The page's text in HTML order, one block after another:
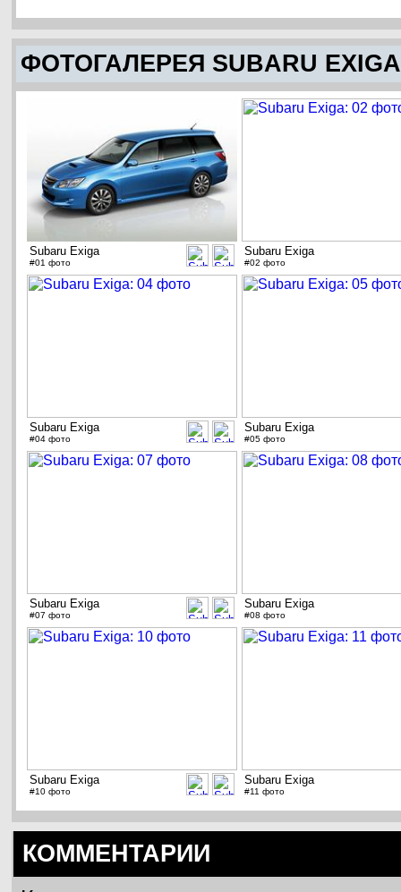
ФОТОГАЛЕРЕЯ SUBARU EXIGA
Subaru Exiga
#01 фото
Subaru Exiga
#02 фото
Subaru Exiga
#04 фото
Subaru Exiga
#05 фото
Subaru Exiga
#07 фото
Subaru Exiga
#08 фото
Subaru Exiga
#10 фото
Subaru Exiga
#11 фото
КОММЕНТАРИИ